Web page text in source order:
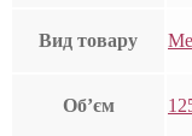
Вид товару
Об’єм